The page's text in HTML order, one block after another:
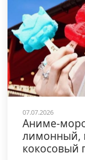
07.07.2026
Аниме-
лимонный,
кокосовый